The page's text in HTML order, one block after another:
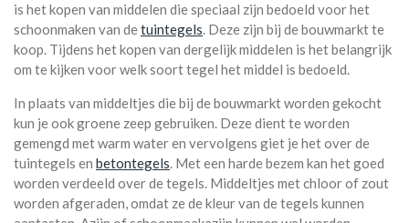
is het kopen van middelen die speciaal zijn bedoeld voor het
schoonmaken van detuintegels. Deze zijn bij de bouwmarkt te
koop. Tijdens het kopen van dergelijk middelen is het belangrijk
om te kijken voor welk soort tegel het middel is bedoeld.
In plaats van middeltjes die bij de bouwmarkt worden gekocht
kun je ook groene zeep gebruiken. Deze dient te worden
gemengd met warm water en vervolgens giet je het over de
tuintegels en betontegels. Met een harde bezem kan het goed
worden verdeeld over de tegels. Middeltjes met chloor of zout
worden afgeraden, omdat ze de kleur van de tegels kunnen